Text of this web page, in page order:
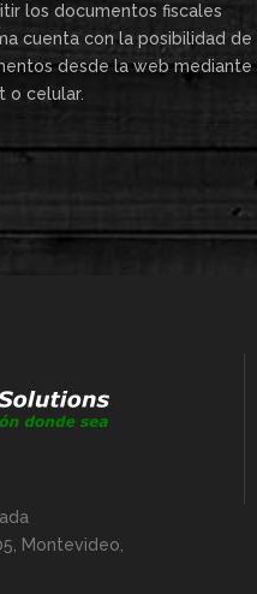
los documentos fiscales
cuenta con la posibilidad de
desde la web mediante
o celular.
Montevideo,